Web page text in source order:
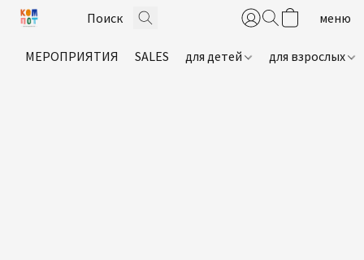
МЕРОПРИЯТИЯ SALES для детей для взрослых